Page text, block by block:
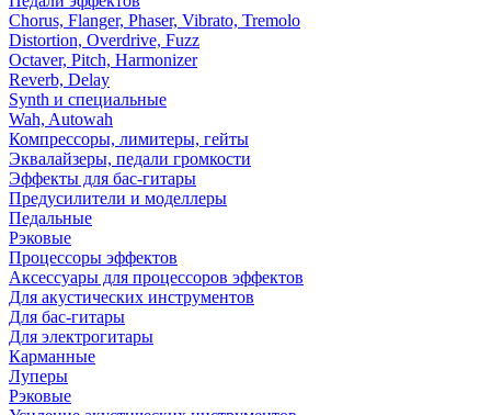
Chorus, Flanger, Phaser, Vibrato, Tremolo
Distortion, Overdrive, Fuzz
Octaver, Pitch, Harmonizer
Reverb, Delay
Synth и специальные
Wah, Autowah
Компрессоры, лимитеры, гейты
Эквалайзеры, педали громкости
Эффекты для бас-гитары
Предусилители и моделлеры
Педальные
Рэковые
Процессоры эффектов
Аксессуары для процессоров эффектов
Для акустических инструментов
Для бас-гитары
Для электрогитары
Карманные
Луперы
Рэковые